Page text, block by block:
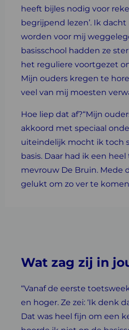
heeft bijles nodig voor
begrijpend lezen’. Ik
worden voor mij
basisschool hadden ze
het reguliere voortgezet
Mijn ouders kregen te
veel van mij moesten
Hoe liep dat af?“Mijn
akkoord met speciaal
uiteindelijk mocht ik toch
basis. Daar had ik een
mevrouw De Bruin. Mede
gelukt om zo ver te
Wat zag zij in
“Vanaf de eerste
en hoger. Ze zei: ‘Ik denk
Dat was heel fijn om een